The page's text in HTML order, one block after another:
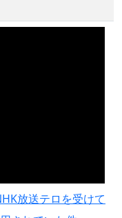
放送テロを受けて